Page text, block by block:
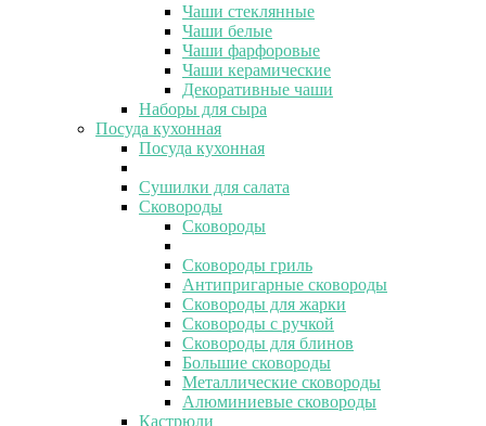
Чаши стеклянные
Чаши белые
Чаши фарфоровые
Чаши керамические
Декоративные чаши
Наборы для сыра
Посуда кухонная
Посуда кухонная
Сушилки для салата
Сковороды
Сковороды
Сковороды гриль
Антипригарные сковороды
Сковороды для жарки
Сковороды с ручкой
Сковороды для блинов
Большие сковороды
Металлические сковороды
Алюминиевые сковороды
Кастрюли